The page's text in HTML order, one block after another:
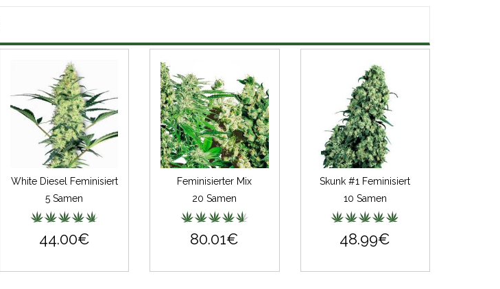
White Diesel Feminisiert
5 Samen
44.00€
Feminisierter Mix
20 Samen
80.01€
Skunk #1 Feminisiert
10 Samen
48.99€